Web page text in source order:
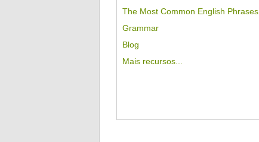
The Most Common English Phrases
Grammar
Blog
Mais recursos...